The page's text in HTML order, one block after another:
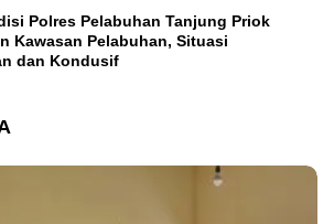
Polres Pelabuhan Tanjung Priok
Kawasan Pelabuhan, Situasi
dan Kondusif